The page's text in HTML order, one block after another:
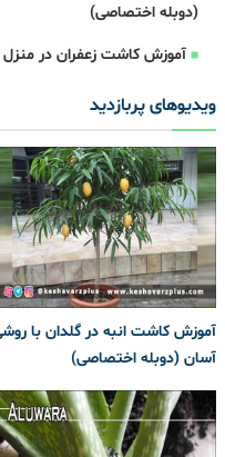
(دوبله اختصاصی)
آموزش کاشت زعفران در
ویدیوهای پربازدید
آموزش کاشت انبه در گلدان با
آسان (دوبله اختصاصی)